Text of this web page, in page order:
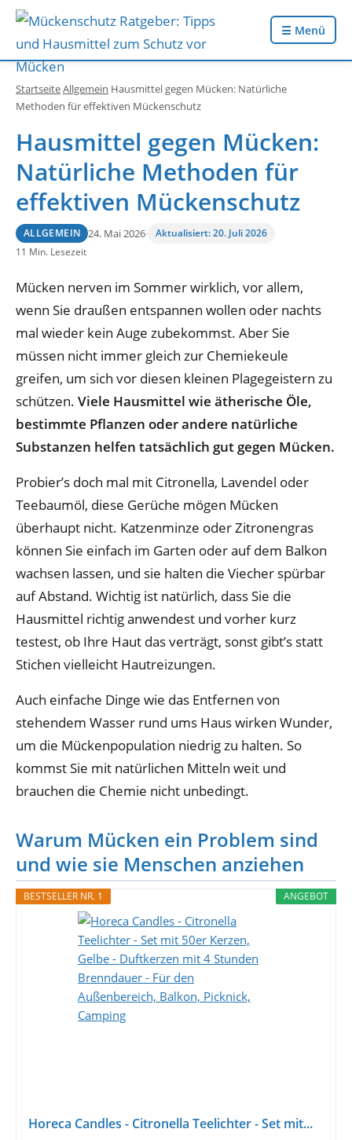
☰ Menü
StartseiteAllgemein Hausmittel gegen Mücken: Natürliche
Methoden für effektiven Mückenschutz
Hausmittel gegen Mücken:
Natürliche Methoden für
effektiven Mückenschutz
ALLGEMEIN 24. Mai 2026·
Aktualisiert: 20. Juli 2026
11 Min. Lesezeit
Mücken nerven im Sommer wirklich, vor allem,
wenn Sie draußen entspannen wollen oder nachts
mal wieder kein Auge zubekommst. Aber Sie
müssen nicht immer gleich zur Chemiekeule
greifen, um sich vor diesen kleinen Plagegeistern zu
schützen. Viele Hausmittel wie ätherische Öle,
bestimmte Pflanzen oder andere natürliche
Substanzen helfen tatsächlich gut gegen Mücken.
Probier’s doch mal mit Citronella, Lavendel oder
Teebaumöl, diese Gerüche mögen Mücken
überhaupt nicht. Katzenminze oder Zitronengras
können Sie einfach im Garten oder auf dem Balkon
wachsen lassen, und sie halten die Viecher spürbar
auf Abstand. Wichtig ist natürlich, dass Sie die
Hausmittel richtig anwendest und vorher kurz
testest, ob Ihre Haut das verträgt, sonst gibt’s statt
Stichen vielleicht Hautreizungen.
Auch einfache Dinge wie das Entfernen von
stehendem Wasser rund ums Haus wirken Wunder,
um die Mückenpopulation niedrig zu halten. So
kommst Sie mit natürlichen Mitteln weit und
brauchen die Chemie nicht unbedingt.
Warum Mücken ein Problem sind
und wie sie Menschen anziehen
ANGEBOT
BESTSELLER NR. 1
Horeca Candles - Citronella Teelichter - Set mit...